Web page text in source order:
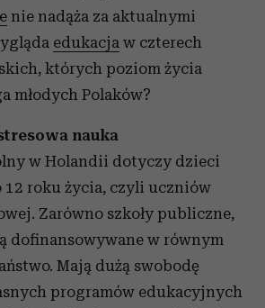
nie nadąża za aktualnymi
edukacja w czterech
których poziom życia
młodych Polaków?
nauka
w Holandii dotyczy dzieci
12 roku życia, czyli uczniów
Zarówno szkoły publiczne,
dofinansowywane w równym
Mają dużą swobodę
programów edukacyjnych